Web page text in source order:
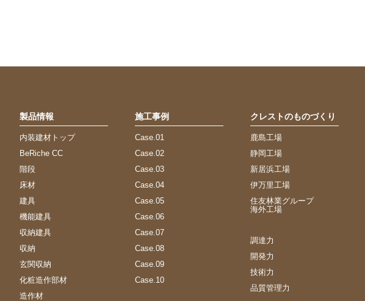
製品情報
内装建材トップ
BeRiche CC
階段
床材
建具
機能建具
収納建具
収納
玄関収納
化粧造作部材
造作材
施工事例
Case.01
Case.02
Case.03
Case.04
Case.05
Case.06
Case.07
Case.08
Case.09
Case.10
クレストのものづくり
鹿島工場
静岡工場
新居浜工場
伊万里工場
住友林業グループ
海外工場
調達力
開発力
技術力
品質管理力